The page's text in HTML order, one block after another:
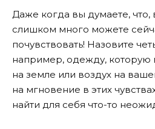
Даже когда вы думаете,
слишком много можете
почувствовать! Назовите
например, одежду, которую
на земле или воздух на
на мгновение в этих
найти для себя что-то